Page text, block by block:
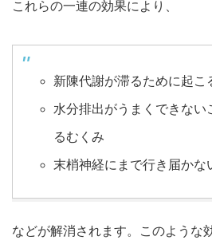
これらの一連の効果により、
新陳代謝が滞るために起こ
水分排出がうまくできない
るむくみ
末梢神経にまで行き届かな
などが解消されます。このような